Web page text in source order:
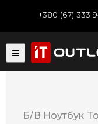
+380 (67) 333
Б/В Ноутбук